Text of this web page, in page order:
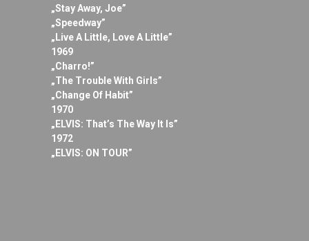
„Stay Away, Joe”
„Speedway”
„Live A Little, Love A Little”
1969
„Charro!”
„The Trouble With Girls”
„Change Of Habit”
1970
„ELVIS: That’s The Way It Is”
1972
„ELVIS: ON TOUR”